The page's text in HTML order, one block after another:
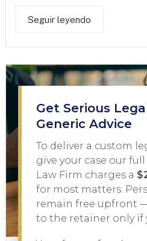
Seguir leyendo
Get Serious
Generic Advice
To deliver a custom
give your case our
Law Firm charges a
for most matters.
remain free upfront
to the retainer only if